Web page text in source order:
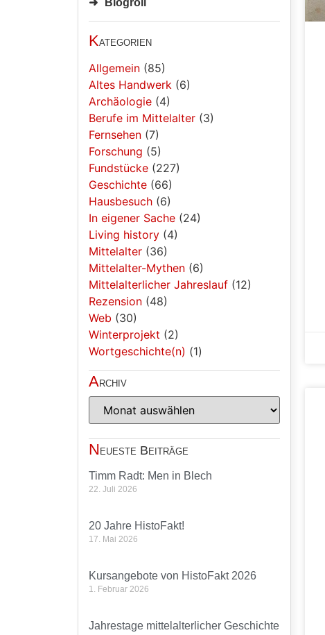
Blogroll
Kategorien
Allgemein (85)
Altes Handwerk (6)
Archäologie (4)
Berufe im Mittelalter (3)
Fernsehen (7)
Forschung (5)
Fundstücke (227)
Geschichte (66)
Hausbesuch (6)
In eigener Sache (24)
Living history (4)
Mittelalter (36)
Mittelalter-Mythen (6)
Mittelalterlicher Jahreslauf (12)
Rezension (48)
Web (30)
Winterprojekt (2)
Wortgeschichte(n) (1)
Archiv
Neueste Beiträge
Timm Radt: Men in Blech
22. Juli 2026
20 Jahre HistoFakt!
17. Mai 2026
Kursangebote von HistoFakt 2026
1. Februar 2026
Jahrestage mittelalterlicher Geschichte